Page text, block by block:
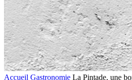
Accueil Gastronomie La Pintade, une